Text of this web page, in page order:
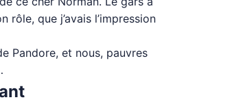
que j’avais l’impression
Pandore, et nous, pauvres